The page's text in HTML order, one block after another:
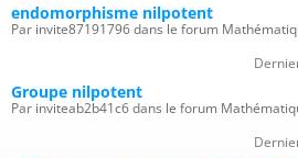
endomorphisme nilpotent
Par invite87191796 dans le forum
Groupe nilpotent
Par inviteab2b41c6 dans le forum